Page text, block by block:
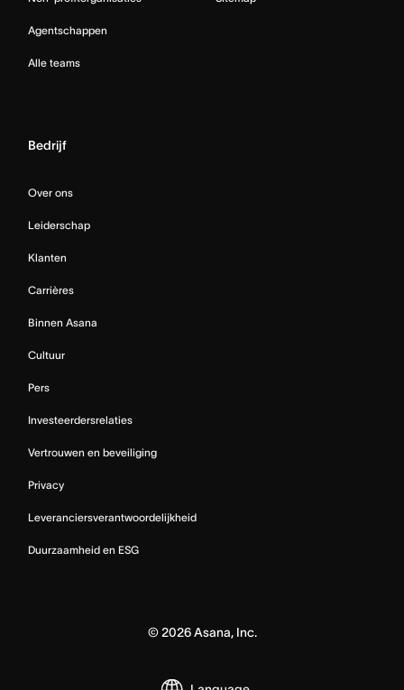
Agentschappen
Alle teams
Bedrijf
Over ons
Leiderschap
Klanten
Carrières
Binnen Asana
Cultuur
Pers
Investeerdersrelaties
Vertrouwen en beveiliging
Privacy
Leveranciersverantwoordelijkheid
Duurzaamheid en ESG
© 2026Asana, Inc.